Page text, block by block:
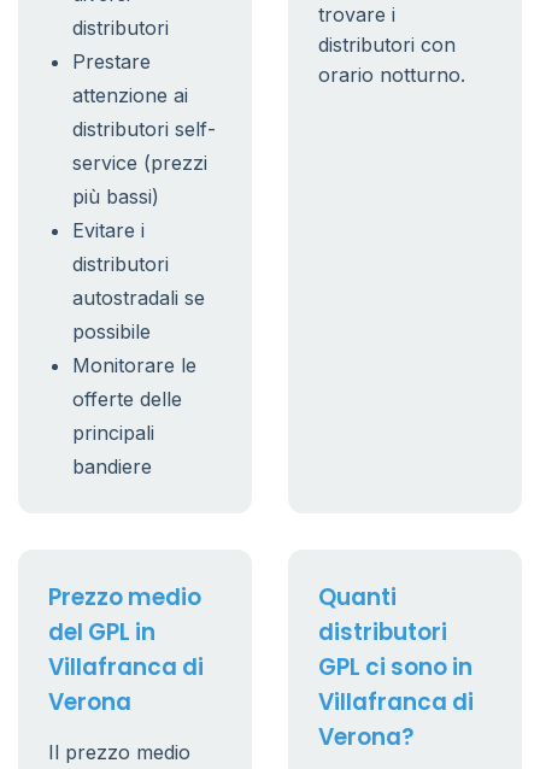
distributori
Prestare
attenzione ai
distributori self-
service (prezzi
più bassi)
Evitare i
distributori
autostradali se
possibile
Monitorare le
offerte delle
principali
bandiere
trovare i
distributori con
orario notturno.
Prezzo medio
del GPL in
Villafranca di
Verona
Il prezzo medio
Quanti
distributori
GPL ci sono in
Villafranca di
Verona?